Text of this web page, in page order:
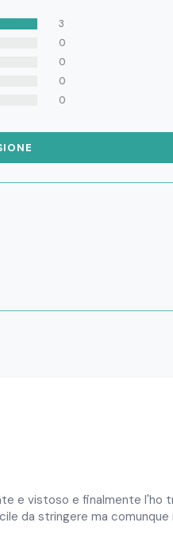
3
0
0
0
0
e vistoso e finalmente l'ho
da stringere ma comunque